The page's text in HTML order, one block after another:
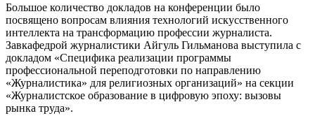
Большое количество докладов на конференции было
посвящено вопросам влияния технологий искусственного
интеллекта на трансформацию профессии журналиста.
Завкафедрой журналистики Айгуль Гильманова выступила с
докладом «Специфика реализации программы
профессиональной переподготовки по направлению
«Журналистика» для религиозных организаций» на секции
«Журналистское образование в цифровую эпоху: вызовы
рынка труда».